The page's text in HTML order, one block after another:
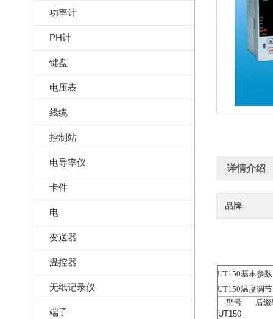
功率计
PH计
键盘
电压表
线缆
控制站
电导率仪
卡件
电
变送器
温控器
无纸记录仪
端子
详情介绍
品牌
UT150基本参
UT150温度调
型号
后缀
UT150